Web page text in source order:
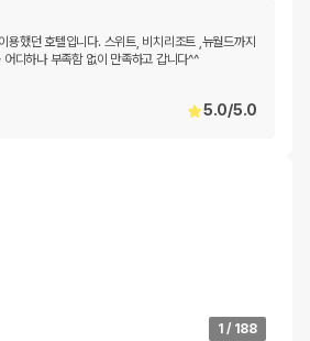
용했던 호텔입니다. 스위트, 비치리조트 ,뉴월드까지
디하나 부족함 없이 만족하고 갑니다^^
5.0/5.0
1 / 188